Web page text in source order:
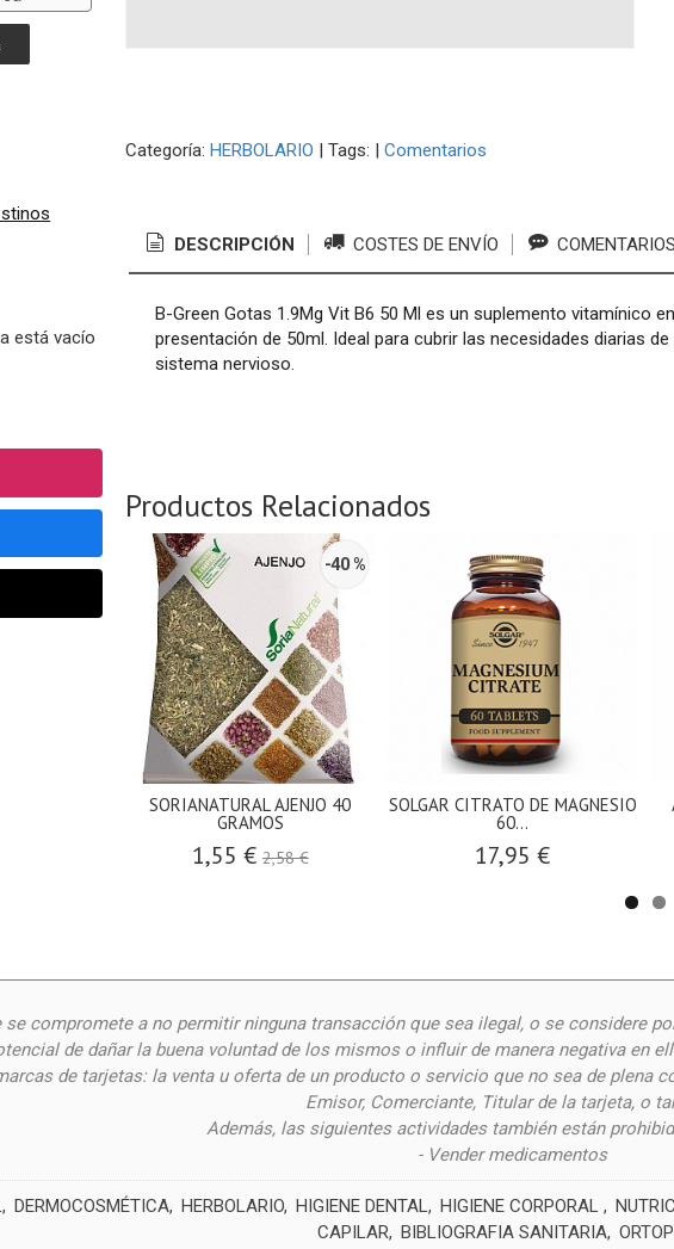
está vacío
Categoría: HERBOLARIO | Tags: | Comentarios
DESCRIPCIÓN COSTES DE ENVÍO COMENTARIOS
B-Green Gotas 1.9Mg Vit B6 50 Ml es un suplemento vitamínico
presentación de 50ml. Ideal para cubrir las necesidades diarias
sistema nervioso.
Productos Relacionados
-40 %
SORIANATURAL AJENJO 40
GRAMOS
1,55 € 2,58 €
SOLGAR CITRATO DE MAGNESIO
60...
17,95 €
compromete a no permitir ninguna transacción que sea ilegal, o se considere
de dañar la buena voluntad de los mismos o influir de manera negativa en
de tarjetas: la venta u oferta de un producto o servicio que no sea de plena
Emisor, Comerciante, Titular de la tarjeta, o
Además, las siguientes actividades también están
- Vender medicamentos
DERMOCOSMÉTICA HERBOLARIO HIGIENE DENTAL HIGIENE CORPORAL
CAPILAR BIBLIOGRAFIA SANITARIA